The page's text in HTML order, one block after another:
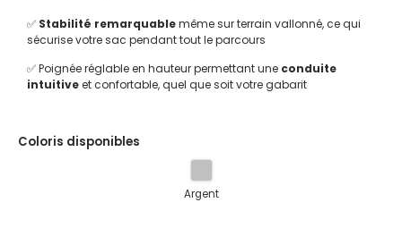
✅ Stabilité remarquablemême sur terrain vallonné, ce qui
sécurise votre sac pendant tout le parcours
✅ Poignée réglable en hauteur permettant une conduite
intuitiveet confortable, quel que soit votre gabarit
Coloris disponibles
Argent